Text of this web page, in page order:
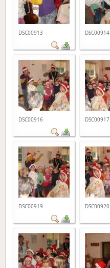
DSC00913 DSC00914
DSC00916 DSC00917
DSC00919 DSC00920